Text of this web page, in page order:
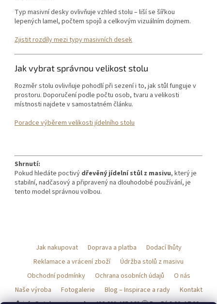
Typ masivní desky ovlivňuje vzhled stolu – liší se šířkou
lepených lamel, počtem spojů a celkovým vizuálním dojmem.
Zjistit rozdíly mezi typy masivních desek
Jak vybrat správnou velikost stolu
Rozměr stolu ovlivňuje pohodlí při sezení i to, jak stůl funguje v
prostoru. Doporučení podle počtu osob, tvaru a velikosti
místnosti najdete v samostatném článku.
Poradce výběrem velikosti jídelního stolu
Shrnutí:
Pokud hledáte poctivý dřevěný jídelní stůl z masivu, který je
stabilní, nadčasový a připravený na dlouhodobé používání, je
tento model správnou volbou.
Jak nakupovat Doprava a platba
Dodací lhůty
Reklamace a vrácení zboží
Údržba stolů z masivu
Obchodní podmínky
Ochrana osobních údajů
O nás
Naše výroba
Fotogalerie Blog – Inspirace a rady
Kontakt